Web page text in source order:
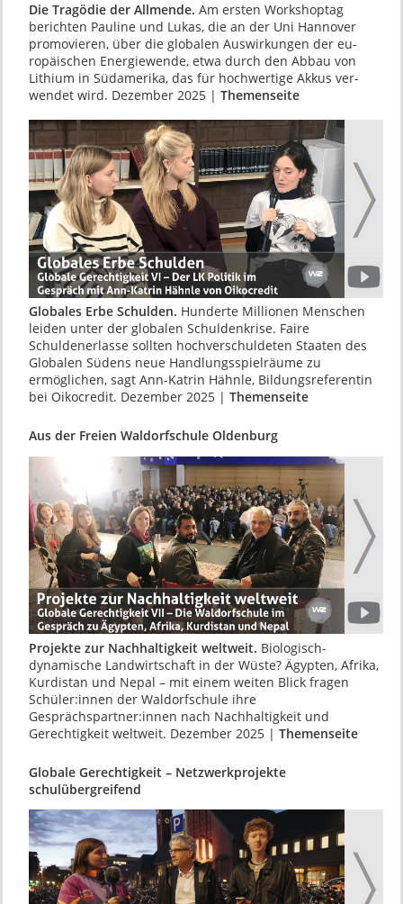
Die Tragödie der Allmende. Am ersten Work­shoptag
berichten Pauline und Lukas, die an der Uni Hannover
promovieren, über die glo­balen Auswirkungen der eu­
ropäischen Ener­gie­wende, etwa durch den Ab­bau von
Lithium in Südamerika, das für hochwertige Akkus ver­
wendet wird. Dezember 2025 | Themenseite
Globales Erbe Schulden. Hunderte Millionen Menschen
leiden unter der globalen Schulden­krise. Faire
Schuldenerlasse sollten hochver­schuldeten Staaten des
Globalen Südens neue Handlungsspielräume zu
ermöglichen, sagt Ann-Katrin Hähnle, Bildungsreferentin
bei Oikocredit. Dezember 2025 | Themenseite
Aus der Freien Waldorfschule Oldenburg
Projekte zur Nachhaltigkeit weltweit. Biologisch-
dynamische Landwirtschaft in der Wüste? Ägypten, Afrika,
Kurdistan und Nepal – mit einem weiten Blick fragen
Schüler:innen der Waldorfschule ihre
Gesprächspartner:innen nach Nachhaltigkeit und
Gerechtigkeit weltweit. Dezember 2025 | Themenseite
Globale Gerechtigkeit – Netzwerkprojekte
schulübergreifend